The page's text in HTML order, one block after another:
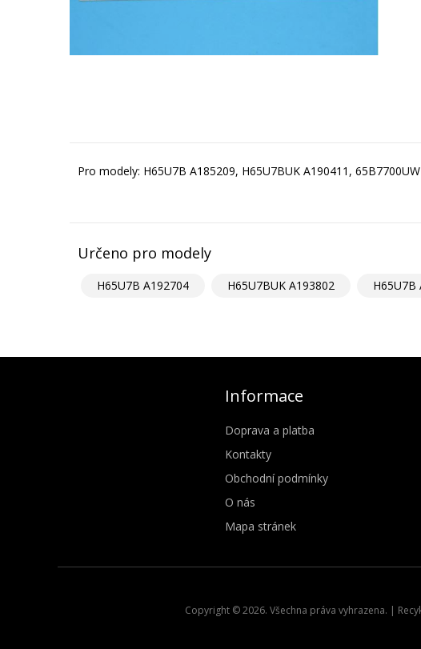
Pro modely: H65U7B A185209, H65U7BUK A190411,
Určeno pro modely
H65U7B A192704 H65U7BUK A193802 H65U7B
Informace
Doprava a platba
Kontakty
Obchodní podmínky
O nás
Mapa stránek
Copyright © 2026. Všechna práva vyhrazena. |